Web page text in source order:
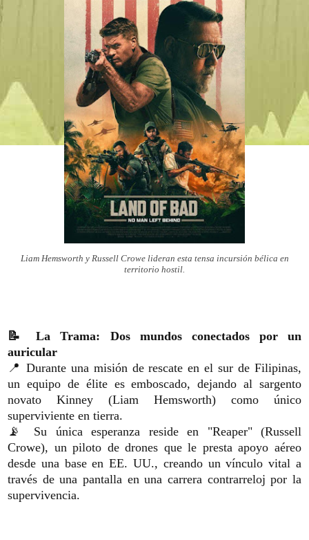
Liam Hemsworth y Russell Crowe lideran esta tensa incursión bélica en
territorio hostil.
📝 La Trama: Dos mundos conectados por un
auricular
📍 Durante una misión de rescate en el sur de Filipinas,
un equipo de élite es emboscado, dejando al sargento
novato Kinney (Liam Hemsworth) como único
superviviente en tierra.
📡 Su única esperanza reside en "Reaper" (Russell
Crowe), un piloto de drones que le presta apoyo aéreo
desde una base en EE. UU., creando un vínculo vital a
través de una pantalla en una carrera contrarreloj por la
supervivencia.